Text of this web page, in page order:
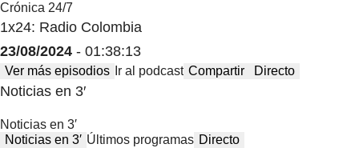
Crónica 24/7
1x24: Radio Colombia
23/08/2024 - 01:38:13
Ver más episodios Ir al podcast Compartir Directo
Noticias en 3′
Noticias en 3′
Noticias en 3′ Últimos programas Directo